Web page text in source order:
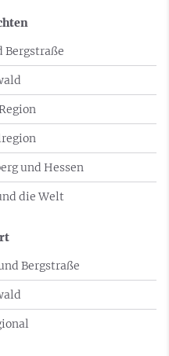
Bergstraße
und Hessen
die Welt
Bergstraße